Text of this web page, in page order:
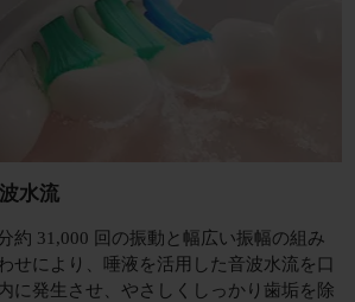
水流
約 31,000 回の振動と幅広い振幅の組み
せにより、唾液を活用した音波水流を口
に発生させ、やさしくしっかり歯垢を除